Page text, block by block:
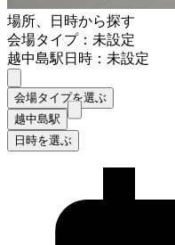
場所、日時から探す
会場タイプ：未設定
越中島駅日時：未設定
会場タイプを選ぶ
越中島駅
日時を選ぶ